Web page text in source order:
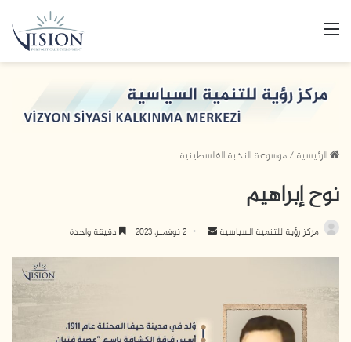
القائمة
الرئيسية/موسوعة النخبة الفلسطينية
نوح إبراهيم
مركز رؤية للتنمية السياسية
أرسل 2 نوفمبر، 2023 دقيقة واحدة